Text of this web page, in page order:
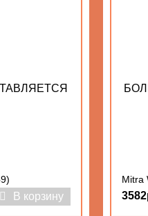
В корзину
Mitra